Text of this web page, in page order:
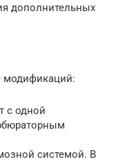
дополнительных
модификаций:
с одной
системой. В